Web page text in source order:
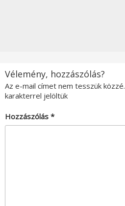
Vélemény, hozzászólás?
Az e-mail címet nem tesszük közzé.
karakterrel jelöltük
Hozzászólás *